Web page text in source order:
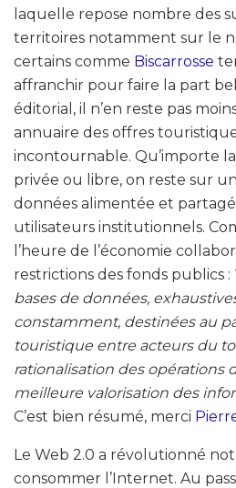
laquelle repose nombre des
territoires notamment sur le
certains comme Biscarrosse
affranchir pour faire la part
éditorial, il n’en reste pas
annuaire des offres
incontournable. Qu’importe
privée ou libre, on reste sur
données alimentée et
utilisateurs institutionnels.
l’heure de l’économie
restrictions des fonds publics :
bases de données,
constamment, destinées au
touristique entre acteurs du
rationalisation des opérations
meilleure valorisation des
C’est bien résumé, merci
Le Web 2.0 a révolutionné
consommer l’Internet. Au